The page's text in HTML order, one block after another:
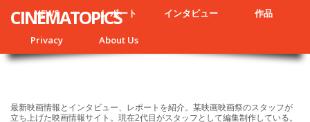
NEWS レポート インタビュー 作品
Privacy About Us
CINEMATOPICS
最新映画情報とインタビュー、レポートを紹介。某映画映画祭のスタッフが
立ち上げた映画情報サイト。現在2代目がスタッフとして編集制作している。